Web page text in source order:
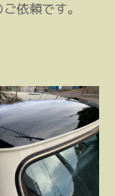
依頼です。